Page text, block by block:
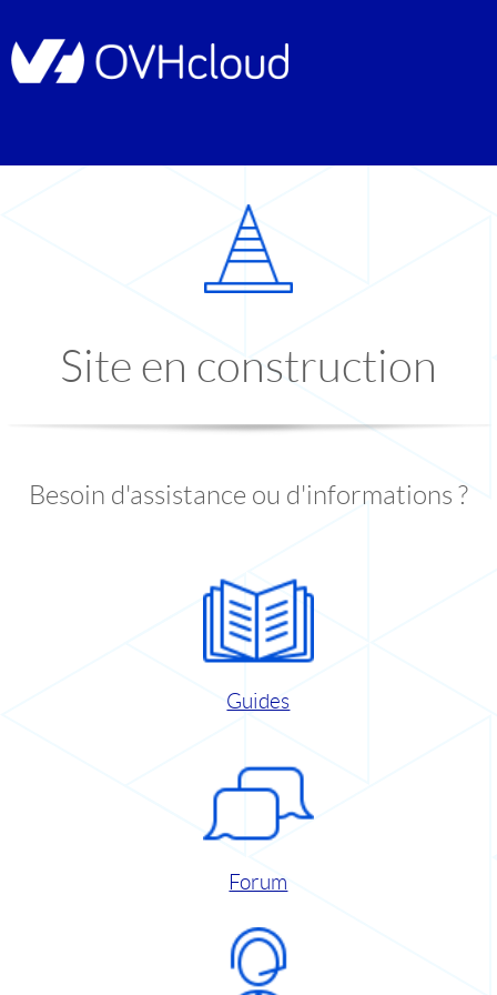
Site en construction
Besoin d'assistance ou d'informations ?
Guides
Forum